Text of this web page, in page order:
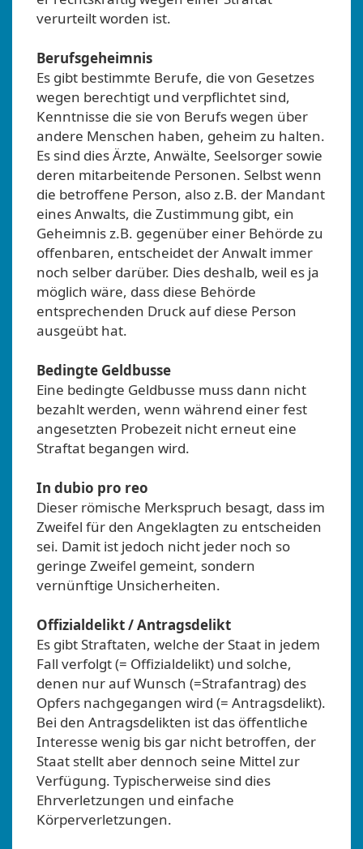
verurteilt worden ist.
Berufsgeheimnis
Es gibt bestimmte Berufe, die von Gesetzes
wegen berechtigt und verpflichtet sind,
Kenntnisse die sie von Berufs wegen über
andere Menschen haben, geheim zu halten.
Es sind dies Ärzte, Anwälte, Seelsorger sowie
deren mitarbeitende Personen. Selbst wenn
die betroffene Person, also z.B. der Mandant
eines Anwalts, die Zustimmung gibt, ein
Geheimnis z.B. gegenüber einer Behörde zu
offenbaren, entscheidet der Anwalt immer
noch selber darüber. Dies deshalb, weil es ja
möglich wäre, dass diese Behörde
entsprechenden Druck auf diese Person
ausgeübt hat.
Bedingte Geldbusse
Eine bedingte Geldbusse muss dann nicht
bezahlt werden, wenn während einer fest
angesetzten Probezeit nicht erneut eine
Straftat begangen wird.
In dubio pro reo
Dieser römische Merkspruch besagt, dass im
Zweifel für den Angeklagten zu entscheiden
sei. Damit ist jedoch nicht jeder noch so
geringe Zweifel gemeint, sondern
vernünftige Unsicherheiten.
Offizialdelikt / Antragsdelikt
Es gibt Straftaten, welche der Staat in jedem
Fall verfolgt (= Offizialdelikt) und solche,
denen nur auf Wunsch (=Strafantrag) des
Opfers nachgegangen wird (= Antragsdelikt).
Bei den Antragsdelikten ist das öffentliche
Interesse wenig bis gar nicht betroffen, der
Staat stellt aber dennoch seine Mittel zur
Verfügung. Typischerweise sind dies
Ehrverletzungen und einfache
Körperverletzungen.